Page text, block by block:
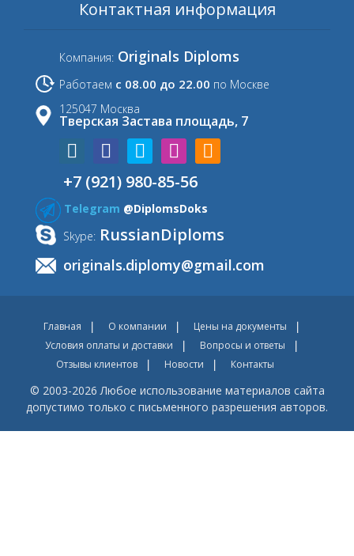
Контактная информация
Компания: Originals Diploms
Работаем с 08.00 до 22.00 по Москве
125047 Москва
Тверская Застава площадь, 7
+7 (921) 980-85-56
Telegram @DiplomsDoks
Skype: RussianDiploms
originals.diplomy@gmail.com
Главная О компании
Цены на документы
Условия оплаты и доставки
Вопросы и ответы
Отзывы клиентов
Новости Контакты
© 2003-2026 Любое использование материалов сайта
допустимо только с письменного разрешения авторов.